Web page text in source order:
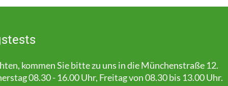
kommen Sie bitte zu uns in die Münchenstraße 12.
08.30 - 16.00 Uhr, Freitag von 08.30 bis 13.00 Uhr.